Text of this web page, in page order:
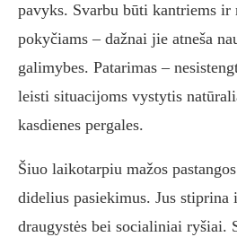
pavyks. Svarbu būti kantriems ir
pokyčiams – dažnai jie atneša
galimybes. Patarimas –
leisti situacijoms vystytis
kasdienes pergales.
Šiuo laikotarpiu mažos
didelius pasiekimus. Jus stiprina
draugystės bei socialiniai ryšiai.